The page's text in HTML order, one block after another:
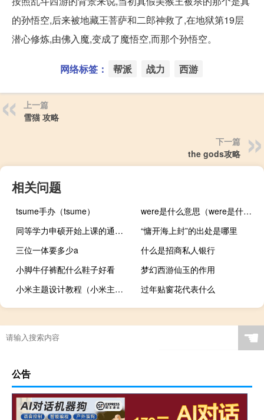
的孙悟空,后来被地藏王菩萨和二郎神救了,在地狱第19层
潜心修炼,由佛入魔,变成了魔悟空,而那个孙悟空。
网络标签： 帮派 战力 西游
上一篇
雪猫 攻略
下一篇
the gods攻略
相关问题
tsume手办（tsume）
were是什么意思（were是什么意思）
同等学力申硕开始上课的通知什么时候发
“慵开海上封”的出处是哪里
三位一体要多少a
什么是招商私人银行
小脚牛仔裤配什么鞋子好看
梦幻西游仙玉的作用
小米主题设计教程（小米主题设计师站）
过年贴窗花代表什么
☚
公告